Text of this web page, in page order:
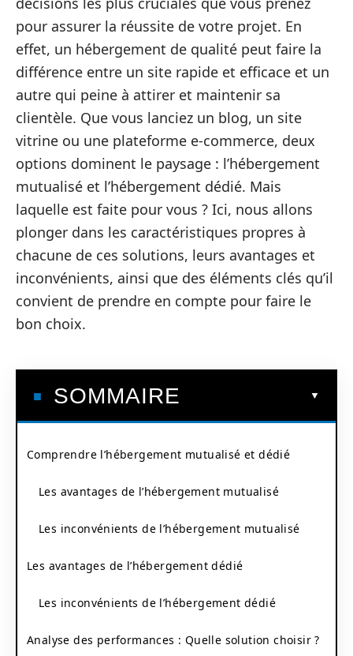
pour assurer la réussite de votre projet. En
effet, un hébergement de qualité peut faire la
différence entre un site rapide et efficace et un
autre qui peine à attirer et maintenir sa
clientèle. Que vous lanciez un blog, un site
vitrine ou une plateforme e-commerce, deux
options dominent le paysage : l’hébergement
mutualisé et l’hébergement dédié. Mais
laquelle est faite pour vous ? Ici, nous allons
plonger dans les caractéristiques propres à
chacune de ces solutions, leurs avantages et
inconvénients, ainsi que des éléments clés qu’il
convient de prendre en compte pour faire le
bon choix.
SOMMAIRE
Comprendre l’hébergement mutualisé et dédié
Les avantages de l’hébergement mutualisé
Les inconvénients de l’hébergement mutualisé
Les avantages de l’hébergement dédié
Les inconvénients de l’hébergement dédié
Analyse des performances : Quelle solution choisir ?